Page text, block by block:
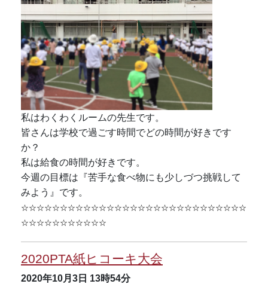
私はわくわくルームの先生です。
皆さんは学校で過ごす時間でどの時間が好きです
か？
私は給食の時間が好きです。
今週の目標は『苦手な食べ物にも少しづつ挑戦して
みよう』です。
☆☆☆☆☆☆☆☆☆☆☆☆☆☆☆☆☆☆☆☆☆☆☆☆☆☆☆☆☆
☆☆☆☆☆☆☆☆☆☆☆
2020PTA紙ヒコーキ大会
2020年10月3日 13時54分